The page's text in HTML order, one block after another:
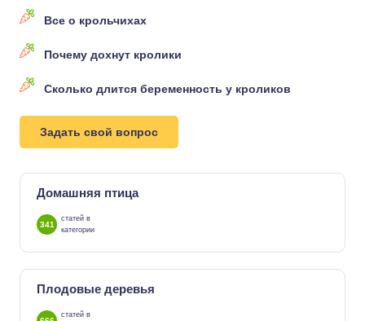
Все о крольчихах
Почему дохнут кролики
Сколько длится беременность у кроликов
Задать свой вопрос
Домашняя птица
341
статей в
категории
Плодовые деревья
статей в